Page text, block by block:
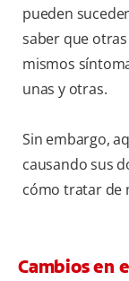
pueden
saber que
mismos
unas y otras.
Sin embargo,
causando sus
cómo tratar de
Cambios en